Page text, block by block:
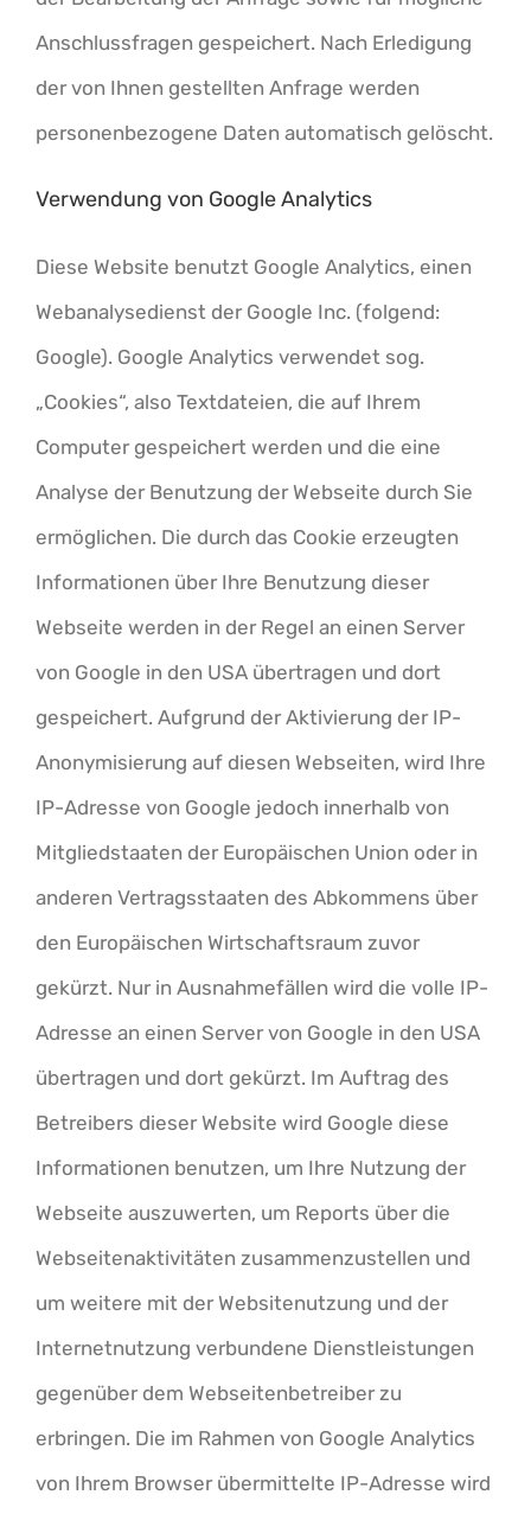
Anschlussfragen gespeichert. Nach Erledigung
der von Ihnen gestellten Anfrage werden
personenbezogene Daten automatisch gelöscht.
Verwendung von Google Analytics
Diese Website benutzt Google Analytics, einen
Webanalysedienst der Google Inc. (folgend:
Google). Google Analytics verwendet sog.
„Cookies“, also Textdateien, die auf Ihrem
Computer gespeichert werden und die eine
Analyse der Benutzung der Webseite durch Sie
ermöglichen. Die durch das Cookie erzeugten
Informationen über Ihre Benutzung dieser
Webseite werden in der Regel an einen Server
von Google in den USA übertragen und dort
gespeichert. Aufgrund der Aktivierung der IP-
Anonymisierung auf diesen Webseiten, wird Ihre
IP-Adresse von Google jedoch innerhalb von
Mitgliedstaaten der Europäischen Union oder in
anderen Vertragsstaaten des Abkommens über
den Europäischen Wirtschaftsraum zuvor
gekürzt. Nur in Ausnahmefällen wird die volle IP-
Adresse an einen Server von Google in den USA
übertragen und dort gekürzt. Im Auftrag des
Betreibers dieser Website wird Google diese
Informationen benutzen, um Ihre Nutzung der
Webseite auszuwerten, um Reports über die
Webseitenaktivitäten zusammenzustellen und
um weitere mit der Websitenutzung und der
Internetnutzung verbundene Dienstleistungen
gegenüber dem Webseitenbetreiber zu
erbringen. Die im Rahmen von Google Analytics
von Ihrem Browser übermittelte IP-Adresse wird